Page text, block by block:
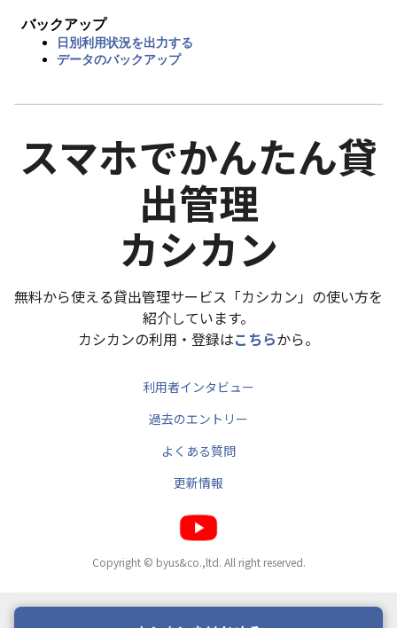
バックアップ
日別利用状況を出力する
データのバックアップ
スマホでかんたん貸
出管理
カシカン
無料から使える貸出管理サービス「カシカン」の使い方を
紹介しています。
カシカンの利用・登録はこちらから。
利用者インタビュー
過去のエントリー
よくある質問
更新情報
Copyright © byus&co.,ltd. All right reserved.